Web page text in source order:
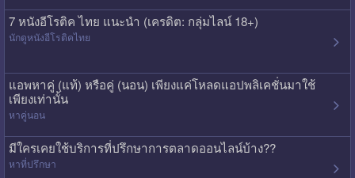
7 หนังอีโรติค ไทย แนะนำ (เครดิต: กลุ่มไลน์ 18+)
นักดูหนังอีโรติคไทย
แอพหาคู่ (แท้) หรือคู่ (นอน) เพียงแค่โหลดแอปพลิเคชั่นมาใช้
เพียงเท่านั้น
หาคู่นอน
มีใครเคยใช้บริการที่ปรึกษาการตลาดออนไลน์บ้าง??
หาที่ปรึกษา